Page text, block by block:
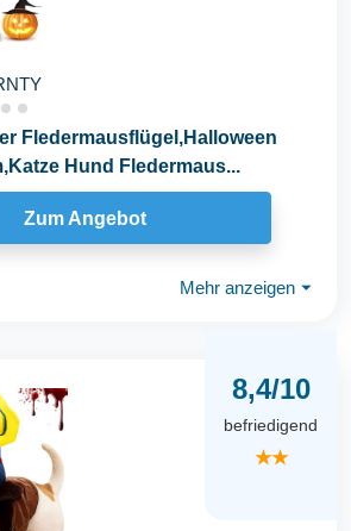
Fledermausflügel,Halloween
Hund Fledermaus...
Zum Angebot
Mehr anzeigen ⏷
8,4/10
befriedigend
★★